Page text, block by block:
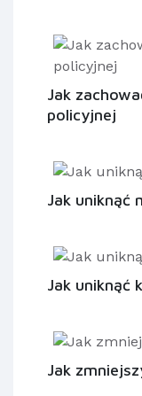
Jak
policyjnej
Jak uniknąć
Jak uniknąć
Jak